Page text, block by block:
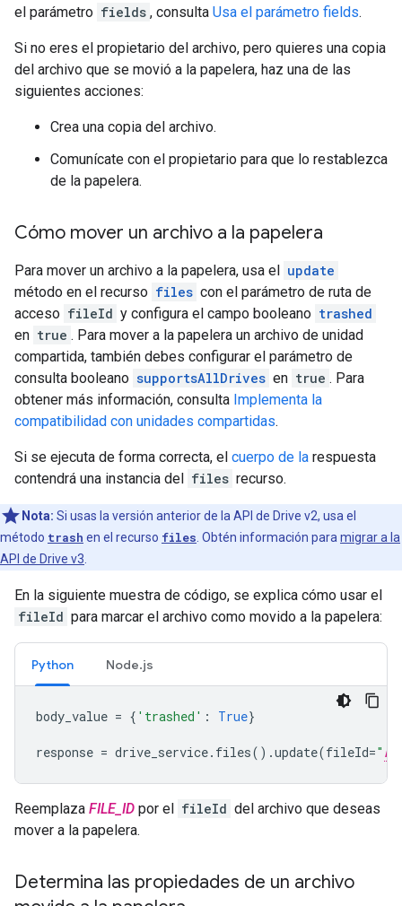
el parámetro fields , consulta Usa el parámetro fields.
Si no eres el propietario del archivo, pero quieres una copia
del archivo que se movió a la papelera, haz una de las
siguientes acciones:
Crea una copia del archivo.
Comunícate con el propietario para que lo restablezca
de la papelera.
Cómo mover un archivo a la papelera
Para mover un archivo a la papelera, usa el update
método en el recurso files con el parámetro de ruta de
acceso fileId y configura el campo booleano trashed
en true . Para mover a la papelera un archivo de unidad
compartida, también debes configurar el parámetro de
consulta booleano supportsAllDrives en true . Para
obtener más información, consulta Implementa la
compatibilidad con unidades compartidas.
Si se ejecuta de forma correcta, el cuerpo de la respuesta
contendrá una instancia del files recurso.
Nota: Si usas la versión anterior de la API de Drive v2, usa el
método trash en el recurso files . Obtén información para migrar a la
API de Drive v3
En la siguiente muestra de código, se explica cómo usar el
fileId para marcar el archivo como movido a la papelera:
Python Node.js
body_value = { 'trashed' : True}
response = drive_service. files() .update(fileId="
Reemplaza FILE_ID por el fileId del archivo que deseas
mover a la papelera.
Determina las propiedades de un archivo